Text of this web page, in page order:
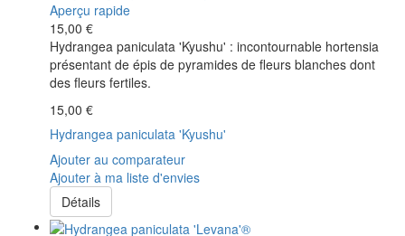
Aperçu rapide
15,00 €
Hydrangea paniculata 'Kyushu' : incontournable hortensia
présentant de épis de pyramides de fleurs blanches dont
des fleurs fertiles.
15,00 €
Hydrangea paniculata 'Kyushu'
Ajouter au comparateur
Ajouter à ma liste d'envies
Détails